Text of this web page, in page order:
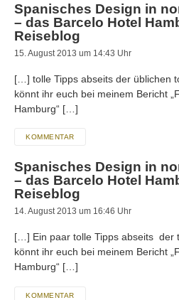
Spanisches Design in
– das Barcelo Hotel
Reiseblog
15. August 2013 um 14:43 Uhr
[…] tolle Tipps abseits der üblichen
könnt ihr euch bei meinem Bericht
Hamburg“ […]
KOMMENTAR
Spanisches Design in
– das Barcelo Hotel
Reiseblog
14. August 2013 um 16:46 Uhr
[…] Ein paar tolle Tipps abseits der
könnt ihr euch bei meinem Bericht
Hamburg“ […]
KOMMENTAR